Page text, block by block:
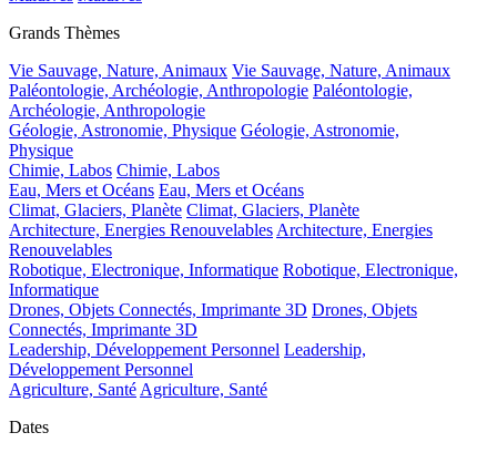
Grands Thèmes
Vie Sauvage, Nature, Animaux Vie Sauvage, Nature, Animaux
Paléontologie, Archéologie, Anthropologie Paléontologie,
Archéologie, Anthropologie
Géologie, Astronomie, Physique Géologie, Astronomie,
Physique
Chimie, Labos Chimie, Labos
Eau, Mers et Océans Eau, Mers et Océans
Climat, Glaciers, Planète Climat, Glaciers, Planète
Architecture, Energies Renouvelables Architecture, Energies
Renouvelables
Robotique, Electronique, Informatique Robotique, Electronique,
Informatique
Drones, Objets Connectés, Imprimante 3D Drones, Objets
Connectés, Imprimante 3D
Leadership, Développement Personnel Leadership,
Développement Personnel
Agriculture, Santé Agriculture, Santé
Dates